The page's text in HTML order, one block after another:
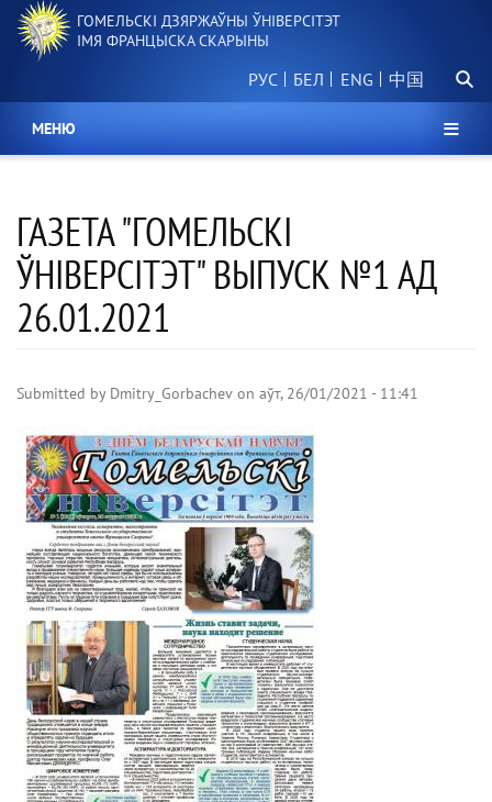
Перайсці
асноўнага
ГОМЕЛЬСКІ ДЗЯРЖАЎНЫ ЎНІВЕРСІТЭТ
ІМЯ ФРАНЦЫСКА СКАРЫНЫ
РУС БЕЛ 中国
МЕНЮ
ГАЗЕТА "ГОМЕЛЬСКІ
ЎНІВЕРСІТЭТ" ВЫПУСК №1 АД
26.01.2021
Submitted by Dmitry_Gorbachev on аўт, 26/01/2021 - 11:41